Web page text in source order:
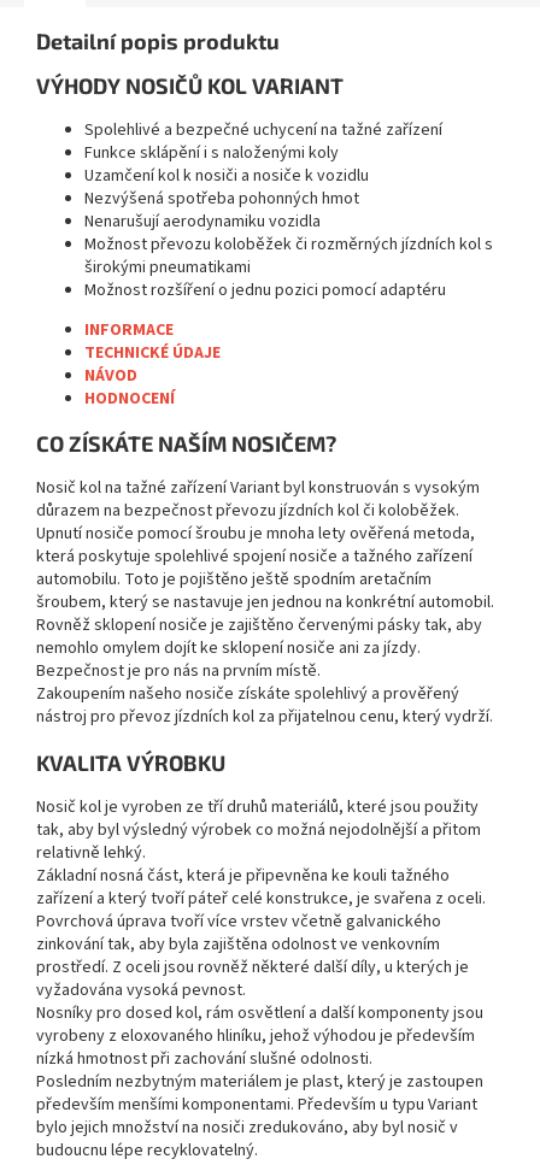
Detailní popis produktu
VÝHODY NOSIČŮ KOL VARIANT
Spolehlivé a bezpečné uchycení na tažné zařízení
Funkce sklápění i s naloženými koly
Uzamčení kol k nosiči a nosiče k vozidlu
Nezvýšená spotřeba pohonných hmot
Nenarušují aerodynamiku vozidla
Možnost převozu koloběžek či rozměrných jízdních kol s
širokými pneumatikami
Možnost rozšíření o jednu pozici pomocí adaptéru
INFORMACE
TECHNICKÉ ÚDAJE
NÁVOD
HODNOCENÍ
CO ZÍSKÁTE NAŠÍM NOSIČEM?
Nosič kol na tažné zařízení Variant byl konstruován s vysokým
důrazem na bezpečnost převozu jízdních kol či koloběžek.
Upnutí nosiče pomocí šroubu je mnoha lety ověřená metoda,
která poskytuje spolehlivé spojení nosiče a tažného zařízení
automobilu. Toto je pojištěno ještě spodním aretačním
šroubem, který se nastavuje jen jednou na konkrétní automobil.
Rovněž sklopení nosiče je zajištěno červenými pásky tak, aby
nemohlo omylem dojít ke sklopení nosiče ani za jízdy.
Bezpečnost je pro nás na prvním místě.
Zakoupením našeho nosiče získáte spolehlivý a prověřený
nástroj pro převoz jízdních kol za přijatelnou cenu, který vydrží.
KVALITA VÝROBKU
Nosič kol je vyroben ze tří druhů materiálů, které jsou použity
tak, aby byl výsledný výrobek co možná nejodolnější a přitom
relativně lehký.
Základní nosná část, která je připevněna ke kouli tažného
zařízení a který tvoří páteř celé konstrukce, je svařena z oceli.
Povrchová úprava tvoří více vrstev včetně galvanického
zinkování tak, aby byla zajištěna odolnost ve venkovním
prostředí. Z oceli jsou rovněž některé další díly, u kterých je
vyžadována vysoká pevnost.
Nosníky pro dosed kol, rám osvětlení a další komponenty jsou
vyrobeny z eloxovaného hliníku, jehož výhodou je především
nízká hmotnost při zachování slušné odolnosti.
Posledním nezbytným materiálem je plast, který je zastoupen
především menšími komponentami. Především u typu Variant
bylo jejich množství na nosiči zredukováno, aby byl nosič v
budoucnu lépe recyklovatelný.